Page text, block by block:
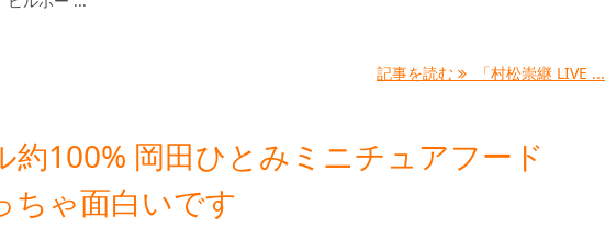
記事を読む 「村松崇継 LIVE ...
約100% 岡田ひとみミニチュアフード
ちゃ面白いです